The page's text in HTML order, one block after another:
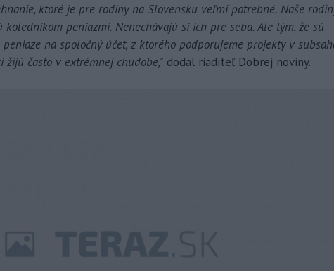
ktoré je pre rodiny na Slovensku veľmi potrebné. Naše
peniazmi. Nenechávajú si ich pre seba. Ale tým, že sú
na spoločný účet, z ktorého podporujeme projekty v
často v extrémnej chudobe," dodal riaditeľ Dobrej noviny.